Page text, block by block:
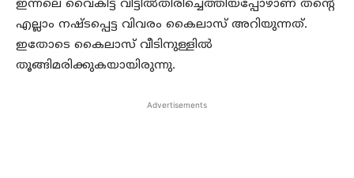
ഇന്നലെ വൈകിട്ട് വീട്ടില്‍തിരിച്ചെത്തിയപ്പോഴാണ് തന്റെ
എല്ലാം നഷ്ടപ്പെട്ട വിവരം കൈലാസ് അറിയുന്നത്.
ഇതോടെ കൈലാസ് വീടിനുള്ളില്‍
തൂങ്ങിമരിക്കുകയായിരുന്നു.
Advertisements